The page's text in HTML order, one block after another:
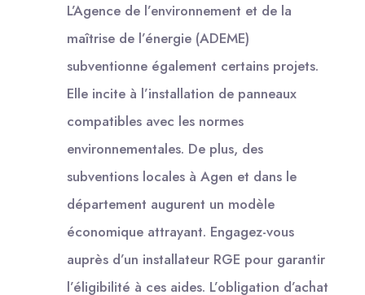
L’Agence de l’environnement et de la
maîtrise de l’énergie (ADEME)
subventionne également certains projets.
Elle incite à l’installation de panneaux
compatibles avec les normes
environnementales. De plus, des
subventions locales à Agen et dans le
département augurent un modèle
économique attrayant. Engagez-vous
auprès d’un installateur RGE pour garantir
l’éligibilité à ces aides. L’obligation d’achat